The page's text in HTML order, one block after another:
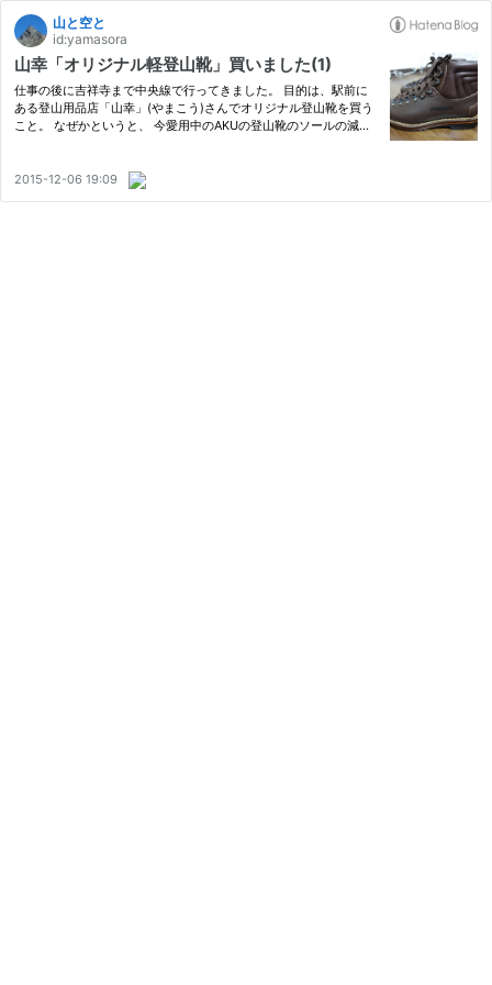
山と空と
id:yamasora
山幸「オリジナル軽登山靴」買いました(1)
仕事の後に吉祥寺まで中央線で行ってきました。 目的は、駅前に
ある登山用品店「山幸」(やまこう)さんでオリジナル登山靴を買う
こと。 なぜかというと、 今愛用中のAKUの登山靴のソールの減り
除く…
2015-12-06 19:09